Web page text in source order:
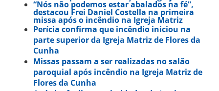
“Nós não podemos estar abalados na fé”,
destacou Frei Daniel Costella na primeira
missa após o incêndio na Igreja Matriz
Perícia confirma que incêndio iniciou na
parte superior da Igreja Matriz de Flores da
Cunha
Missas passam a ser realizadas no salão
paroquial após incêndio na Igreja Matriz de
Flores da Cunha